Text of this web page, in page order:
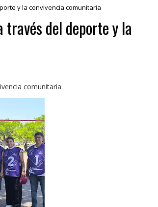
y la convivencia comunitaria
del deporte y la
comunitaria